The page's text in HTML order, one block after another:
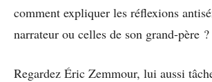
comment expliquer les réflexions
narrateur ou celles de son grand-père ?
Regardez Éric Zemmour, lui aussi